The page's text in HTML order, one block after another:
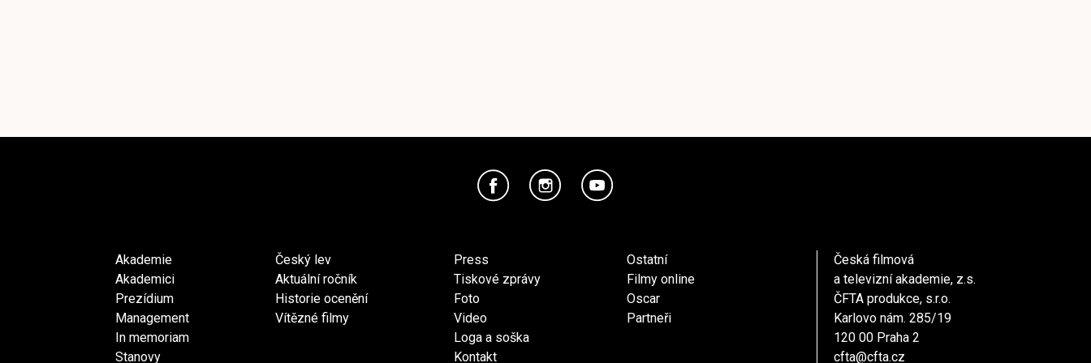
Akademie
Akademici
Prezídium
Management
In memoriam
Stanovy
Český lev
Aktuální ročník
Historie ocenění
Vítězné filmy
Press
Tiskové zprávy
Foto
Video
Loga a soška
Kontakt
Ostatní
Filmy online
Oscar
Partneři
Česká filmová
a televizní akademie, z.s.
ČFTA produkce, s.r.o.
Karlovo nám. 285/19
120 00 Praha 2
cfta@cfta.cz